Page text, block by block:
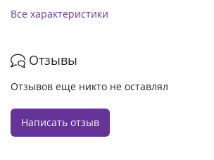
Все характеристики
Отзывы
Отзывов еще никто не оставлял
Написать отзыв